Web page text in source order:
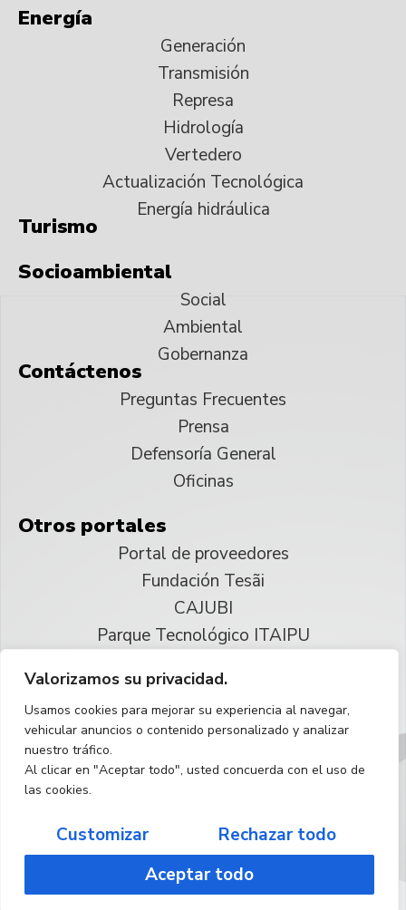
Valorizamos su privacidad.
Usamos cookies para mejorar su experiencia al navegar,
vehicular anuncios o contenido personalizado y analizar
nuestro tráfico.
Al clicar en "Aceptar todo", usted concuerda con el uso de
las cookies.
Customizar
Rechazar todo
Aceptar todo
Energía
Generación
Transmisión
Represa
Hidrología
Vertedero
Actualización Tecnológica
Energía hidráulica
Turismo
Socioambiental
Social
Ambiental
Gobernanza
Contáctenos
Preguntas Frecuentes
Prensa
Defensoría General
Oficinas
Otros portales
Portal de proveedores
Fundación Tesãi
CAJUBI
Parque Tecnológico ITAIPU
Reservados todos los derechos
Español